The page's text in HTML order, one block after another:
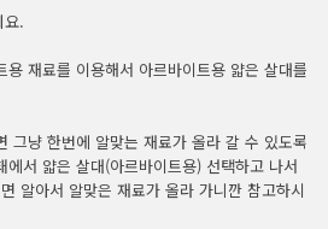
요.
용 재료를 이용해서 아르바이트용 얇은 살대를
그냥 한번에 알맞는 재료가 올라 갈 수 있도록
서 얇은 살대(아르바이트용) 선택하고 나서
알아서 알맞은 재료가 올라 가니깐 참고하시